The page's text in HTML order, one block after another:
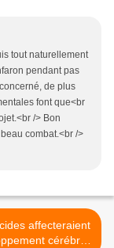
tout naturellement
pendant pas
de plus
font que<br
/> Bon
combat.<br />
affecteraient
cérébral